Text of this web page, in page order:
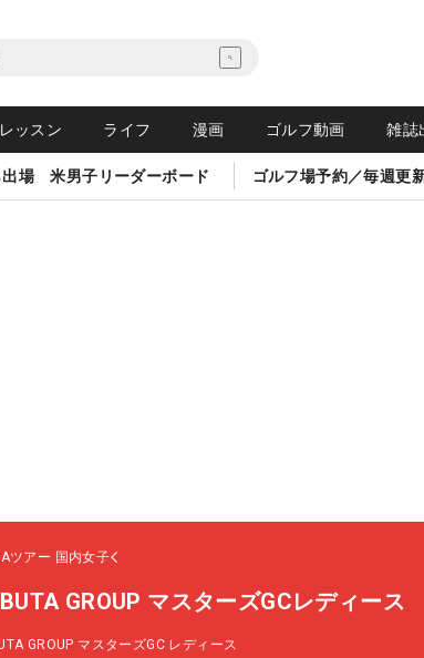
レッスン ライフ 漫画 ゴルフ動画 雑誌
出場 米男子リーダーボード ゴルフ場予約／毎週更
ツアー 国内女子
GROUP マスターズGCレディース
GROUP マスターズGC レディース